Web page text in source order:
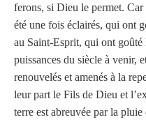
ferons, si Dieu le permet.
été une fois éclairés, qui ont
au Saint-Esprit, qui ont
puissances du siècle à venir,
renouvelés et amenés à la
leur part le Fils de Dieu et
terre est abreuvée par la